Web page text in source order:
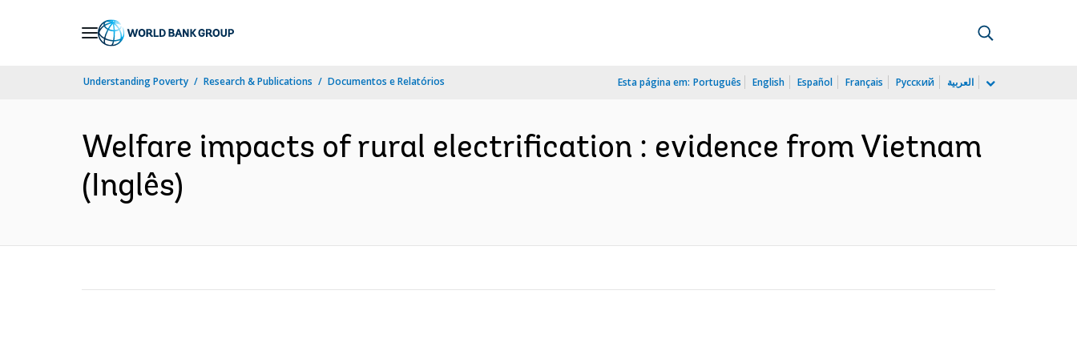
Understanding Poverty Research & Publications Documentos e Relatórios Esta página em: Português English Español Français Русский العربية
Welfare impacts of rural electrification : evidence from Vietnam
(Inglês)